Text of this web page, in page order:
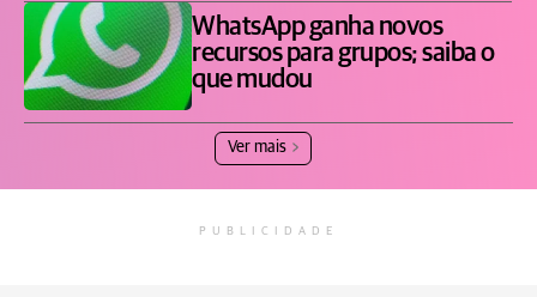
WhatsApp ganha novos
recursos para grupos; saiba o
que mudou
Ver mais
PUBLICIDADE